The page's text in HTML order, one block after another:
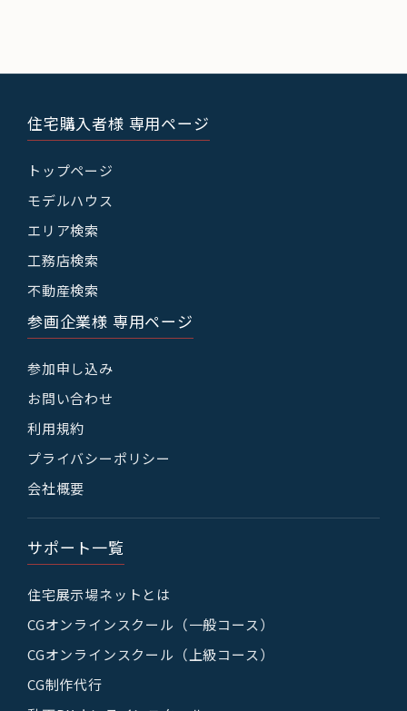
住宅購入者様 専用ページ
トップページ
モデルハウス
エリア検索
工務店検索
不動産検索
参画企業様 専用ページ
参加申し込み
お問い合わせ
利用規約
プライバシーポリシー
会社概要
サポート一覧
住宅展示場ネットとは
CGオンラインスクール（一般コース）
CGオンラインスクール（上級コース）
CG制作代行